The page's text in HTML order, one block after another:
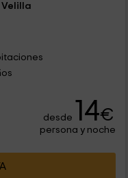
Velilla
desde 14€
persona y noche